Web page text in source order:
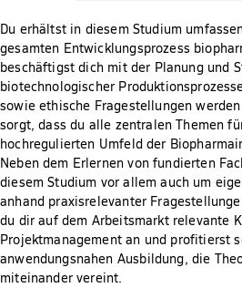
Du erhältst in diesem Studium
gesamten Entwicklungsprozess
beschäftigst dich mit der Planung und
biotechnologischer
sowie ethische Fragestellungen
sorgt, dass du alle zentralen Themen
hochregulierten Umfeld der
Neben dem Erlernen von fundierten
diesem Studium vor allem auch um
anhand praxisrelevanter
du dir auf dem Arbeitsmarkt relevante
Projektmanagement an und profitierst
anwendungsnahen Ausbildung, die
miteinander vereint.